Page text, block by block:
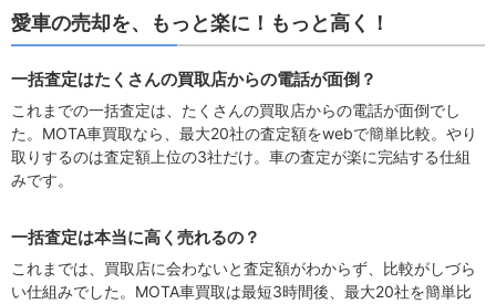
愛車の売却を、もっと楽に！もっと高く！
一括査定はたくさんの買取店からの電話が面倒？
これまでの一括査定は、たくさんの買取店からの電話が面倒でし
た。MOTA車買取なら、最大20社の査定額をwebで簡単比較。やり
取りするのは査定額上位の3社だけ。車の査定が楽に完結する仕組
みです。
一括査定は本当に高く売れるの？
これまでは、買取店に会わないと査定額がわからず、比較がしづら
い仕組みでした。MOTA車買取は最短3時間後、最大20社を簡単比